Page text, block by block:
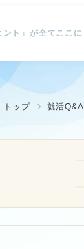
ト」が全てここに
トップ 就活Q&A